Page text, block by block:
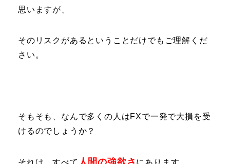
思いますが、
そのリスクがあるということだけでもご理解くだ
さい。
そもそも、なんで多くの人はFXで一発で大損を受
けるのでしょうか？
それは、すべて 人間の強欲さ にあります。